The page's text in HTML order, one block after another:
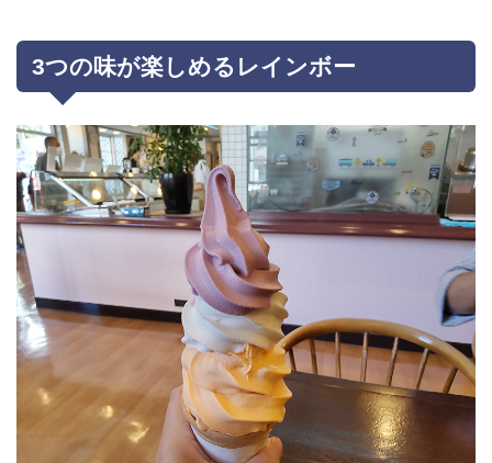
3つの味が楽しめるレインボー